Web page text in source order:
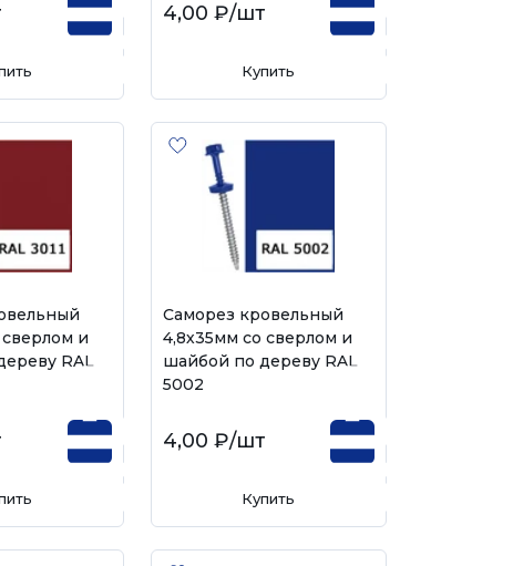
4,00 ₽/шт
Купить
и
RAL
Саморез кровельный
4,8х35мм со сверлом и
шайбой по дереву RAL
5002
4,00 ₽/шт
Купить